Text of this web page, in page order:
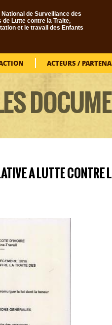
de Surveillance des
de Lutte contre la Traite,
et le travail des Enfants
ACTEURS /
A LUTTE CONTRE